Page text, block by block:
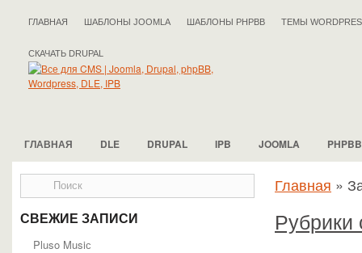
ГЛАВНАЯ ШАБЛОНЫ JOOMLA ШАБЛОНЫ PHPBB ТЕМЫ
СКАЧАТЬ DRUPAL
ГЛАВНАЯ DLE DRUPAL IPB JOOMLA PHPBB
СВЕЖИЕ ЗАПИСИ
Pluso Musiс
Главная »
Рубрики